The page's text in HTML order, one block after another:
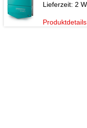
Lieferzeit: 2
Produktdetails